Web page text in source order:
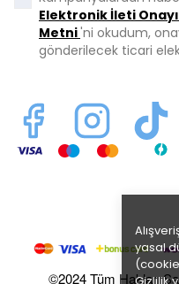
yasal
Elektronik İleti Onayı
Metni'ni okudum,
gönderilecek ticari
©2024 Tüm Hakları